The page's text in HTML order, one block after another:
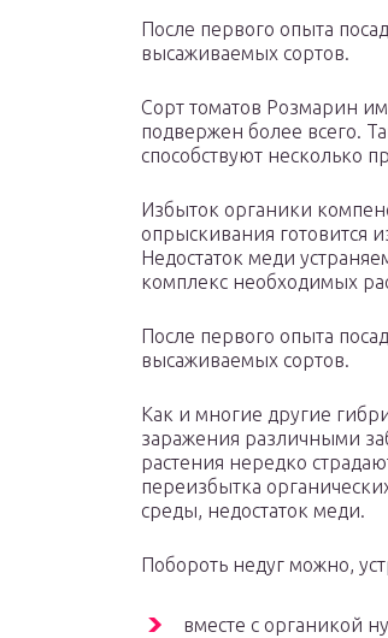
После первого опыта
высаживаемых сортов.
Сорт томатов Розмарин
подвержен более всего.
способствуют несколько
Избыток органики
опрыскивания готовится
Недостаток меди
комплекс необходимых
После первого опыта
высаживаемых сортов.
Как и многие другие
заражения различными
растения нередко
переизбытка
среды, недостаток меди.
Побороть недуг можно,
вместе с органикой